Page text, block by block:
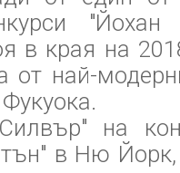
"Йохан
в края на
от най-
на
в Ню